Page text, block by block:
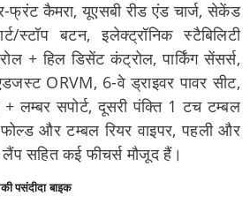
फ्रंट कैमरा, यूएसबी रीड एंड चार्ज, सेकेंड
स्टॉप बटन, इलेक्ट्रॉनिक स्टैबिलिटी
+ हिल डिसेंट कंट्रोल, पार्किंग सेंसर्स,
ORVM, 6-वे ड्राइवर पावर सीट,
लम्बर सपोर्ट, दूसरी पंक्ति 1 टच टम्बल
और टम्बल रियर वाइपर, पहली और
सहित कई फीचर्स मौजूद हैं।
पसंदीदा बाइक